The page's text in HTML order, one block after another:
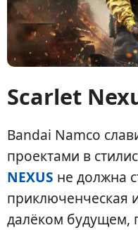
Scarlet
Bandai Namco
проектами в
NEXUS не должна
приключенческая
далёком будущем,